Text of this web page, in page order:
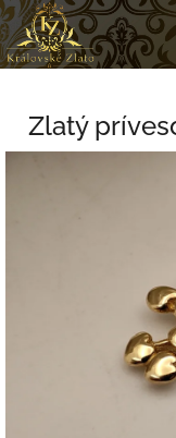
Prejsť
na
obsah
Zlatý